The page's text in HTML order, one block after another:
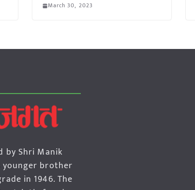
March 30, 2023
by Shri Manik
younger brother
in 1946. The